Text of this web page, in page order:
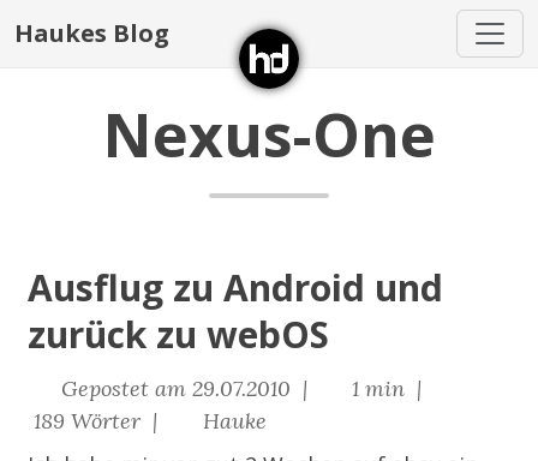
Haukes Blog
Nexus-One
Ausflug zu Android und
zurück zu webOS
Gepostet am 29.07.2010 |
1 min |
189 Wörter |
Hauke